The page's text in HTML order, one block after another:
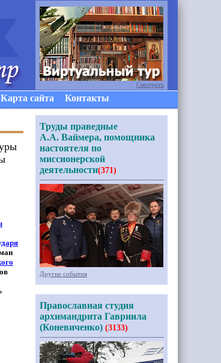
Карта сайта Контакты
Смотреть
Труды праведные
А.А. Ваймера, помощника
настоятеля по
миссионерской
деятельности(371)
Другие события
Православная студия
архимандрита Гавриила
(Коневиченко) (3133)